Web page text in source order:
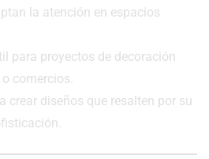
la atención en espacios
para proyectos de decoración
comercios.
crear diseños que resalten por su